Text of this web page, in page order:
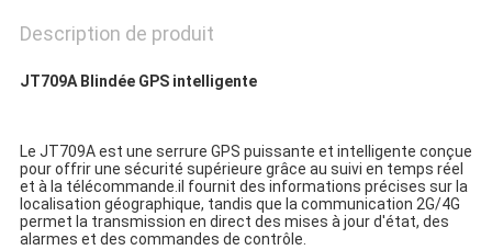
POLICY
Description de produit
JT709A Blindée GPS intelligente
Le JT709A est une serrure GPS puissante et intelligente conçue
pour offrir une sécurité supérieure grâce au suivi en temps réel
et à la télécommande.il fournit des informations précises sur la
localisation géographique, tandis que la communication 2G/4G
permet la transmission en direct des mises à jour d'état, des
alarmes et des commandes de contrôle.